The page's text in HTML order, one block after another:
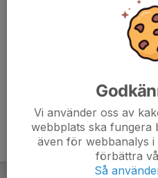
Vi använder oss av
webbplats ska fungera
även för webbanalys
förbättra
Så